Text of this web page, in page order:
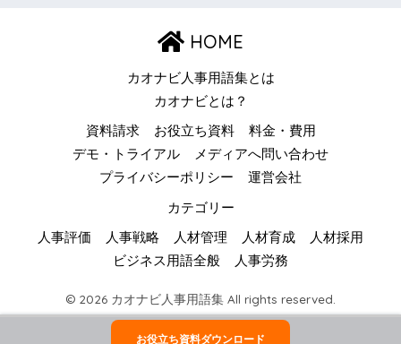
HOME
カオナビ人事用語集とは
カオナビとは？
資料請求 お役立ち資料
料金・費用
デモ・トライアル
メディアへ問い合わせ
プライバシーポリシー
運営会社
カテゴリー
人事評価 人事戦略 人材管理 人材育成
人材採用
ビジネス用語全般
人事労務
© 2026 カオナビ人事用語集 All rights reserved.
お役立ち資料ダウンロード